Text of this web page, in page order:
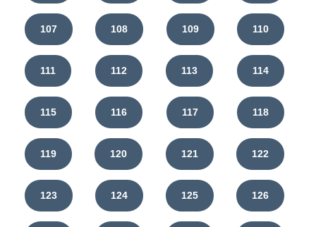
107 108 109 110
111 112 113 114
115 116 117 118
119 120 121 122
123 124 125 126